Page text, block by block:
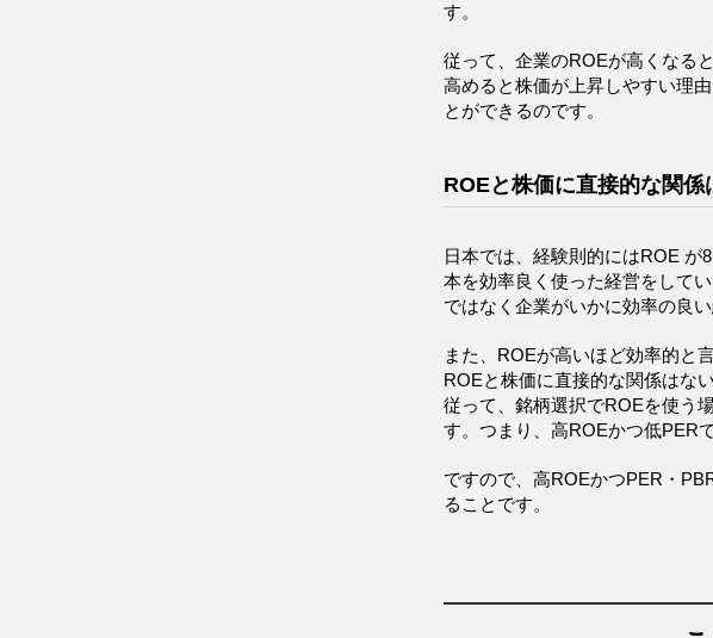
す。
従って、企業のROEが高くなる
高めると株価が上昇しやすい理
とができるのです。
ROEと株価に直接的な関係
日本では、経験則的にはROE が
本を効率良く使った経営をして
ではなく企業がいかに効率の良
また、ROEが高いほど効率的と
ROEと株価に直接的な関係はな
従って、銘柄選択でROEを使う
す。つまり、高ROEかつ低PER
ですので、高ROEかつPER・
ることです。